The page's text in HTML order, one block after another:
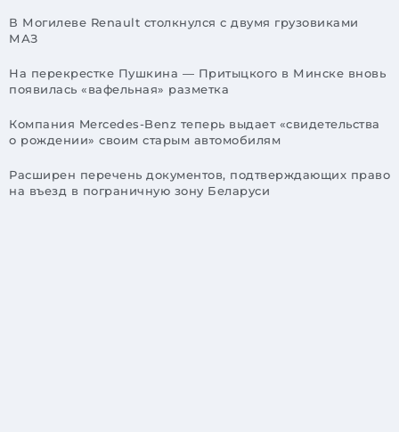
В Могилеве Renault столкнулся с двумя грузовиками
МАЗ
На перекрестке Пушкина — Притыцкого в Минске вновь
появилась «вафельная» разметка
Компания Mercedes-Benz теперь выдает «свидетельства
о рождении» своим старым автомобилям
Расширен перечень документов, подтверждающих право
на въезд в пограничную зону Беларуси